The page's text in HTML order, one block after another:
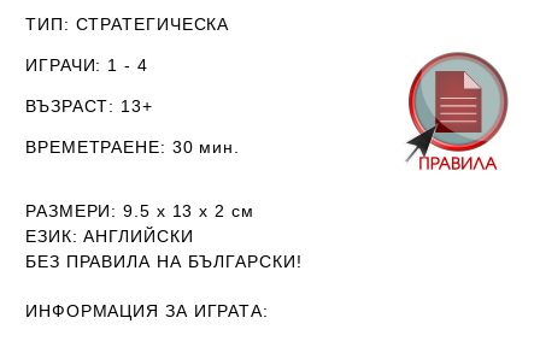
ТИП: СТРАТЕГИЧЕСКА
ИГРАЧИ: 1 - 4
ВЪЗРАСТ: 13+
ВРЕМЕТРАЕНЕ: 30 мин.
РАЗМЕРИ: 9.5 х 13 х 2 см
ЕЗИК: АНГЛИЙСКИ
БЕЗ ПРАВИЛА НА БЪЛГАРСКИ!
ИНФОРМАЦИЯ ЗА ИГРАТА: